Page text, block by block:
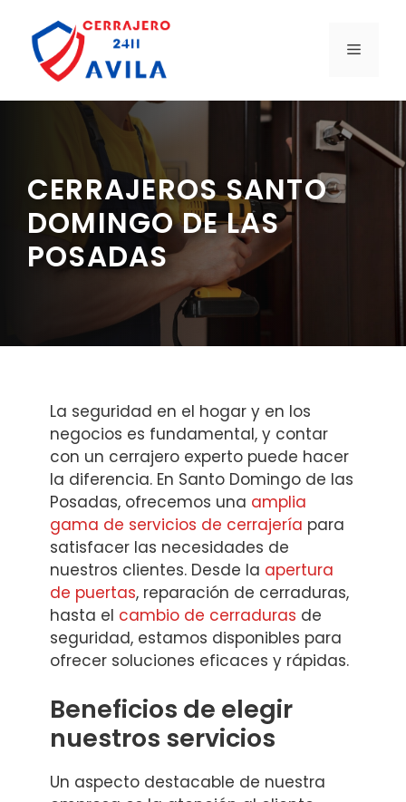
contenido
MENÚ
CERRAJEROS SANTO
DOMINGO DE LAS
POSADAS
La seguridad en el hogar y en los
negocios es fundamental, y contar
con un cerrajero experto puede hacer
la diferencia. En Santo Domingo de las
Posadas, ofrecemos una amplia
gama de servicios de cerrajería para
satisfacer las necesidades de
nuestros clientes. Desde la apertura
de puertas, reparación de cerraduras,
hasta el cambio de cerraduras de
seguridad, estamos disponibles para
ofrecer soluciones eficaces y rápidas.
Beneficios de elegir
nuestros servicios
Un aspecto destacable de nuestra